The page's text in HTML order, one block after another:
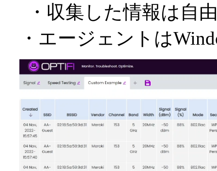
・収集した情報は自
・エージェントは